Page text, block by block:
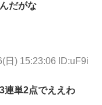
だがな
日) 15:23:06 ID:uF9i
連単2点でええわ